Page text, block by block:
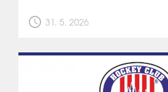
schedule 31. 5. 2026